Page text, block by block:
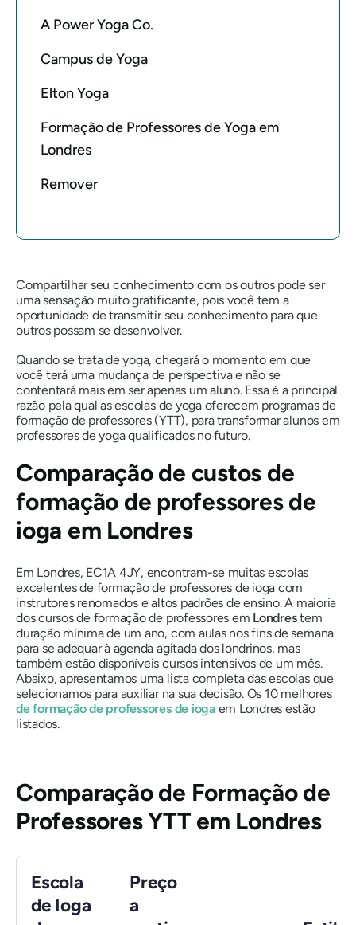
A Power Yoga Co.
Campus de Yoga
Elton Yoga
Formação de Professores de Yoga em
Londres
Remover
Compartilhar seu conhecimento com os outros pode ser
uma sensação muito gratificante, pois você tem a
oportunidade de transmitir seu conhecimento para que
outros possam se desenvolver.
Quando se trata de yoga, chegará o momento em que
você terá uma mudança de perspectiva e não se
contentará mais em ser apenas um aluno. Essa é a principal
razão pela qual as escolas de yoga oferecem programas de
formação de professores (YTT), para transformar alunos em
professores de yoga qualificados no futuro.
Comparação de custos de
formação de professores de
ioga em Londres
Em Londres, EC1A 4JY, encontram-se muitas escolas
excelentes de formação de professores de ioga com
instrutores renomados e altos padrões de ensino. A maioria
dos cursos de formação de professores em Londrestem
duração mínima de um ano, com aulas nos fins de semana
para se adequar à agenda agitada dos londrinos, mas
também estão disponíveis cursos intensivos de um mês.
Abaixo, apresentamos uma lista completa das escolas que
selecionamos para auxiliar na sua decisão. Os 10 melhores
de formação de professores de iogaem Londres estão
listados.
Comparação de Formação de
Professores YTT em Londres
Escola
de Ioga
Preço
a